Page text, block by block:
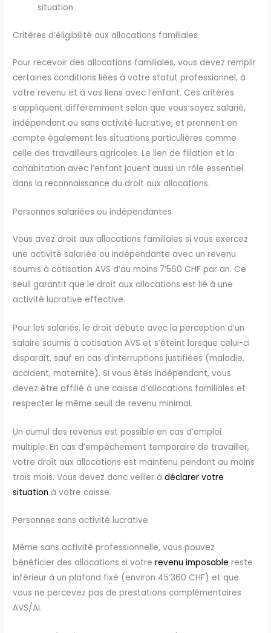
situation.
Critères d’éligibilité aux allocations familiales
Pour recevoir des allocations familiales, vous devez remplir
certaines conditions liées à votre statut professionnel, à
votre revenu et à vos liens avec l’enfant. Ces critères
s’appliquent différemment selon que vous soyez salarié,
indépendant ou sans activité lucrative, et prennent en
compte également les situations particulières comme
celle des travailleurs agricoles. Le lien de filiation et la
cohabitation avec l’enfant jouent aussi un rôle essentiel
dans la reconnaissance du droit aux allocations.
Personnes salariées ou indépendantes
Vous avez droit aux allocations familiales si vous exercez
une activité salariée ou indépendante avec un revenu
soumis à cotisation AVS d’au moins 7’560 CHF par an. Ce
seuil garantit que le droit aux allocations est lié à une
activité lucrative effective.
Pour les salariés, le droit débute avec la perception d’un
salaire soumis à cotisation AVS et s’éteint lorsque celui-ci
disparaît, sauf en cas d’interruptions justifiées (maladie,
accident, maternité). Si vous êtes indépendant, vous
devez être affilié à une caisse d’allocations familiales et
respecter le même seuil de revenu minimal.
Un cumul des revenus est possible en cas d’emploi
multiple. En cas d’empêchement temporaire de travailler,
votre droit aux allocations est maintenu pendant au moins
trois mois. Vous devez donc veiller àdéclarer votre
situation à votre caisse.
Personnes sans activité lucrative
Même sans activité professionnelle, vous pouvez
bénéficier des allocations si votrerevenu imposable reste
inférieur à un plafond fixé (environ 45’360 CHF) et que
vous ne percevez pas de prestations complémentaires
AVS/AI.